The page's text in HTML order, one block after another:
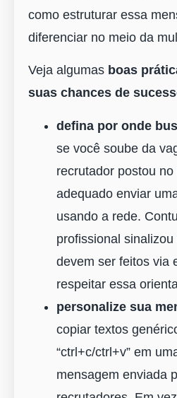
como estruturar essa
diferenciar no meio da
Veja algumas boas
suas chances de
defina por onde
se você soube da
recrutador postou
adequado enviar
usando a rede.
profissional
devem ser feitos via
respeitar essa
personalize sua
copiar textos
“ctrl+c/ctrl+v” em
mensagem enviada